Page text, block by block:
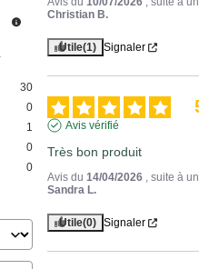
30
0
1
0
0
Christian B.
Utile(1) Signaler
Avis vérifié
Très bon produit
Avis du14/04/2026 , suite à
Sandra L.
Utile(0) Signaler